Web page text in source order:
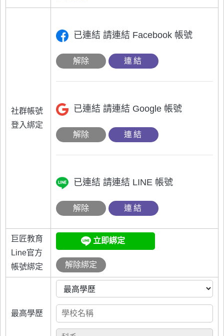
社群帳號
登入綁定
已連結 請連結 Facebook 帳號
解除 連結
已連結 請連結 Google 帳號
解除 連結
已連結 請連結 LINE 帳號
解除 連結
巨匠教育
Line官方
帳號綁定
立即綁定
解除綁定
最高學歷